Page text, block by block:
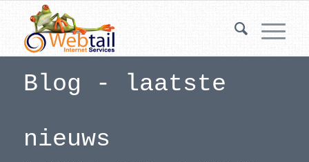
Blog - laatste
nieuws